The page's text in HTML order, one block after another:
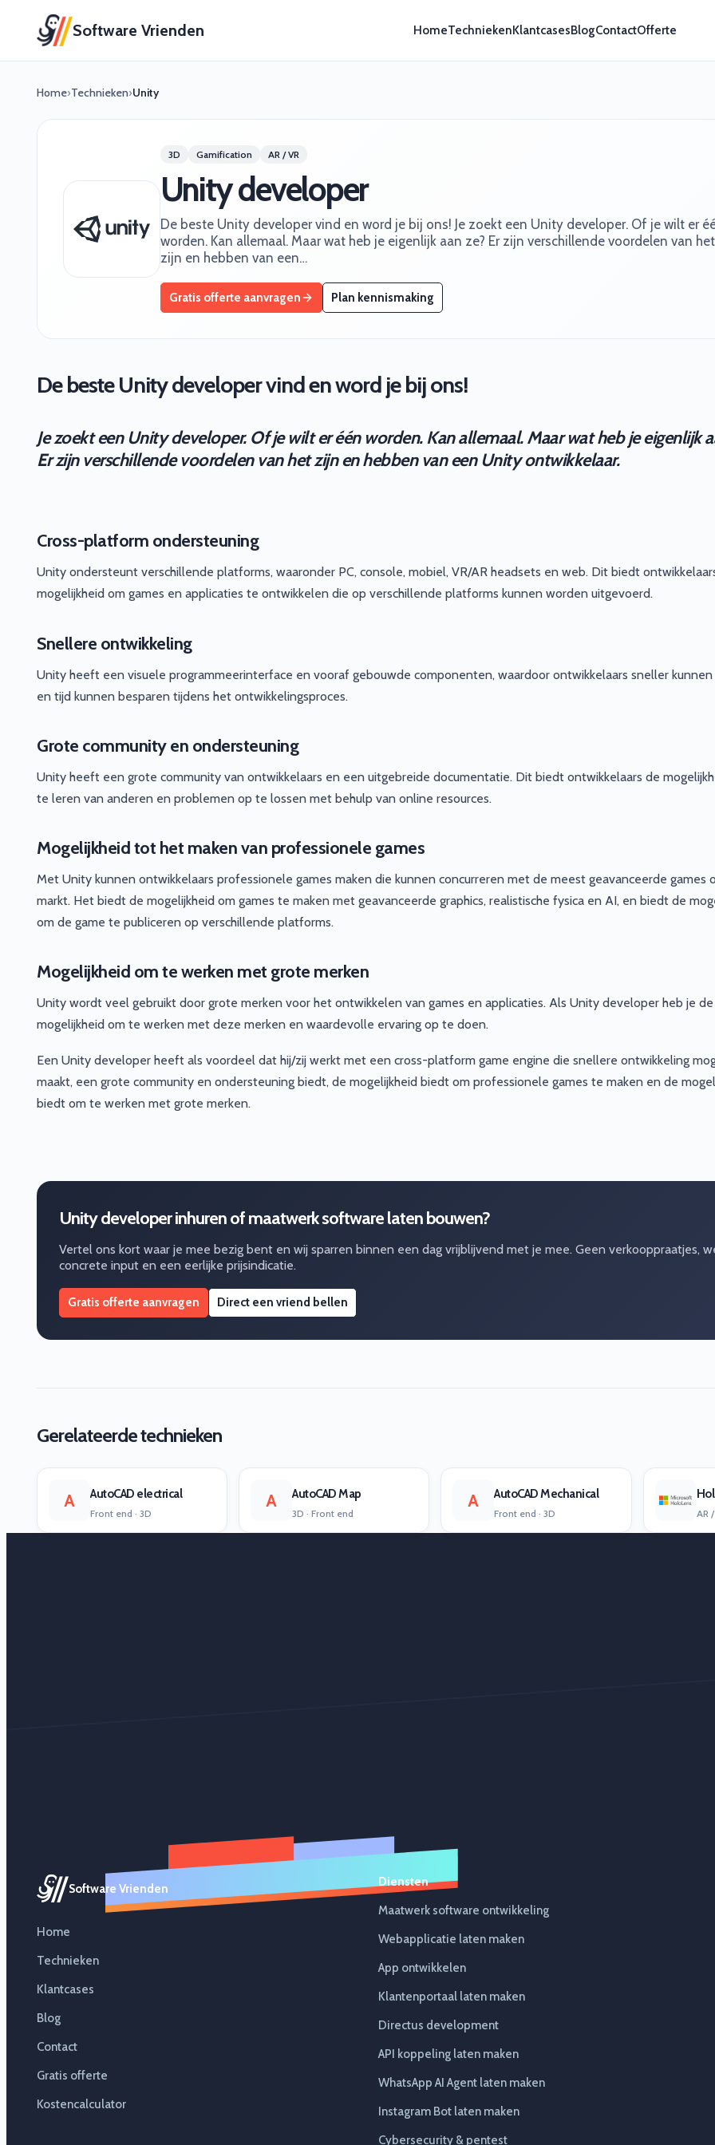
Software Vrienden HomeTechniekenKlantcasesBlogContactOfferte
Home›Technieken›Unity
3D Gamification AR / VR
Unity developer
De beste Unity developer vind en word je bij ons! Je zoekt een Unity developer. Of je wilt er
worden. Kan allemaal. Maar wat heb je eigenlijk aan ze? Er zijn verschillende voordelen van het
zijn en hebben van een…
Gratis offerte aanvragen Plan kennismaking
De beste Unity developer vind en word je bij ons!
Je zoekt een Unity developer. Of je wilt er één worden. Kan allemaal. Maar wat heb je eigenlijk
Er zijn verschillende voordelen van het zijn en hebben van een Unity ontwikkelaar.
Cross-platform ondersteuning
Unity ondersteunt verschillende platforms, waaronder PC, console, mobiel, VR/AR headsets en web. Dit biedt
mogelijkheid om games en applicaties te ontwikkelen die op verschillende platforms kunnen worden uitgevoerd.
Snellere ontwikkeling
Unity heeft een visuele programmeerinterface en vooraf gebouwde componenten, waardoor ontwikkelaars sneller
en tijd kunnen besparen tijdens het ontwikkelingsproces.
Grote community en ondersteuning
Unity heeft een grote community van ontwikkelaars en een uitgebreide documentatie. Dit biedt ontwikkelaars de
te leren van anderen en problemen op te lossen met behulp van online resources.
Mogelijkheid tot het maken van professionele games
Met Unity kunnen ontwikkelaars professionele games maken die kunnen concurreren met de meest geavanceerde games
markt. Het biedt de mogelijkheid om games te maken met geavanceerde graphics, realistische fysica en AI, en biedt de
om de game te publiceren op verschillende platforms.
Mogelijkheid om te werken met grote merken
Unity wordt veel gebruikt door grote merken voor het ontwikkelen van games en applicaties. Als Unity developer heb je de
mogelijkheid om te werken met deze merken en waardevolle ervaring op te doen.
Een Unity developer heeft als voordeel dat hij/zij werkt met een cross-platform game engine die snellere ontwikkeling
maakt, een grote community en ondersteuning biedt, de mogelijkheid biedt om professionele games te maken en de
biedt om te werken met grote merken.
Unity developer inhuren of maatwerk software laten bouwen?
Vertel ons kort waar je mee bezig bent en wij sparren binnen een dag vrijblijvend met je mee. Geen verkooppraatjes,
concrete input en een eerlijke prijsindicatie.
Gratis offerte aanvragen Direct een vriend bellen
Gerelateerde technieken
A AutoCAD electrical
Front end · 3D
A AutoCAD Map
3D · Front end
A AutoCAD Mechanical
Front end · 3D AR
Software Vrienden
Home
Technieken
Klantcases
Blog
Contact
Gratis offerte
Kostencalculator
Diensten
Maatwerk software ontwikkeling
Webapplicatie laten maken
App ontwikkelen
Klantenportaal laten maken
Directus development
API koppeling laten maken
WhatsApp AI Agent laten maken
Instagram Bot laten maken
Cybersecurity & pentest